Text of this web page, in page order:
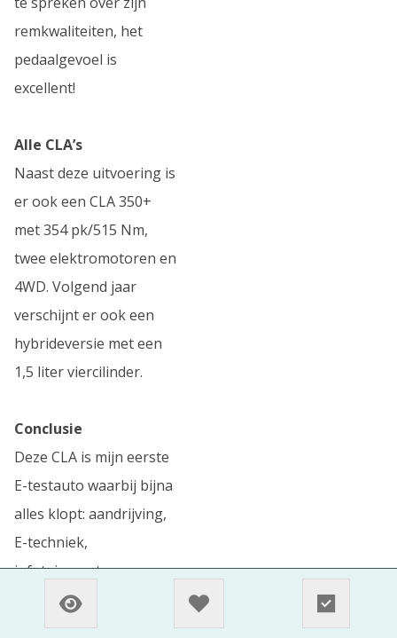
remkwaliteiten, het
pedaalgevoel is
excellent!
Alle CLA’s
Naast deze uitvoering is
er ook een CLA 350+
met 354 pk/515 Nm,
twee elektromotoren en
4WD. Volgend jaar
verschijnt er ook een
hybrideversie met een
1,5 liter viercilinder.
Conclusie
Deze CLA is mijn eerste
E-testauto waarbij bijna
alles klopt: aandrijving,
E-techniek,
infotainment,
spraakbediening,
comfort, actieradius,